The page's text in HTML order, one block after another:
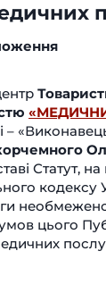
–
Статут, на
кодексу
цього